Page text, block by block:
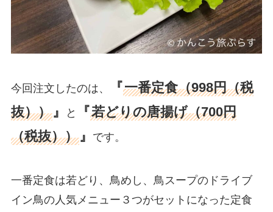
今回注文したのは、 『一番定食（998円（税
抜））』 と 『若どりの唐揚げ（700円
（税抜））』 です。
一番定食は若どり、鳥めし、鳥スープのドライブ
イン鳥の人気メニュー３つがセットになった定食